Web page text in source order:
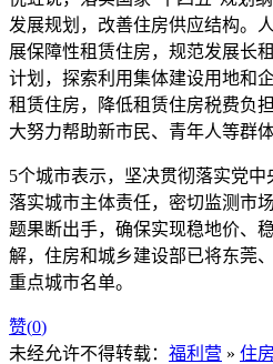
发展规划，改善住房供应结构。
展保障性租赁住房，规范发展长
计划，探索利用集体建设用地和
租赁住房，降低租赁住房税费负
大努力帮助新市民、青年人等群
5个城市表示，坚决贯彻落实党
落实城市主体责任，密切监测市
题果断出手，确保实现稳地价、
解，住房和城乡建设部已将东莞
重点城市名单。
赞(0)
未经允许不得转载： 福利营 » 住